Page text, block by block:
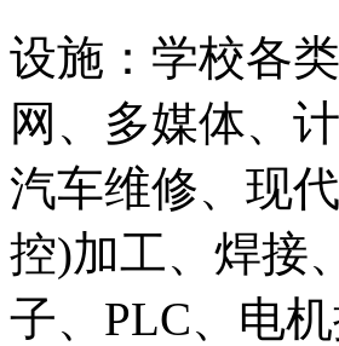
设施：学校各
网、多媒体、
汽车维修、现
控)加工、焊接
子、PLC、电